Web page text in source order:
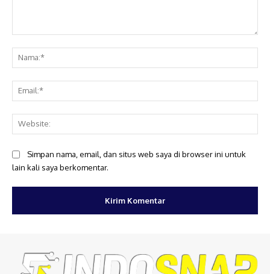
Simpan nama, email, dan situs web saya di browser ini untuk
lain kali saya berkomentar.